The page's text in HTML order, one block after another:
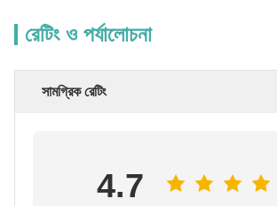
রেটিং ও পর্যালোচনা
সামগ্রিক রেটিং
4.7